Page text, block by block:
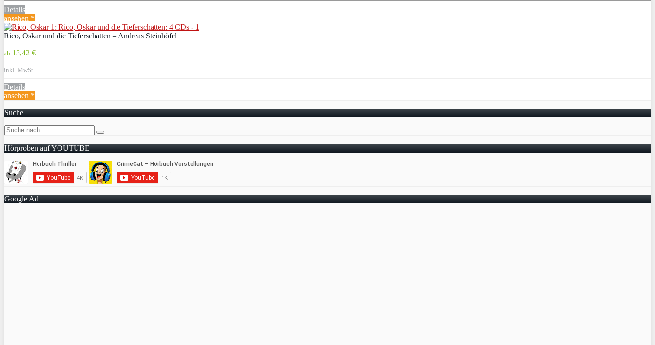
Details
ansehen *
Rico, Oskar und die Tieferschatten – Andreas Steinhöfel
ab 13,42 €
inkl. MwSt.
Details
ansehen *
Suche
Hörproben auf YOUTUBE
Google Ad